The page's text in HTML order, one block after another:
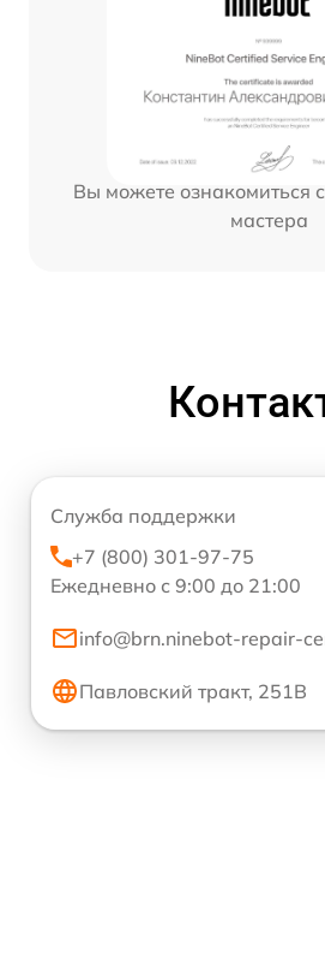
Вы можете ознакомиться
мастера
Служба поддержки
+7 (800) 301-97-75
Ежедневно с 9:00 до 21:00
info@brn.ninebot-repair-
Павловский тракт, 251В